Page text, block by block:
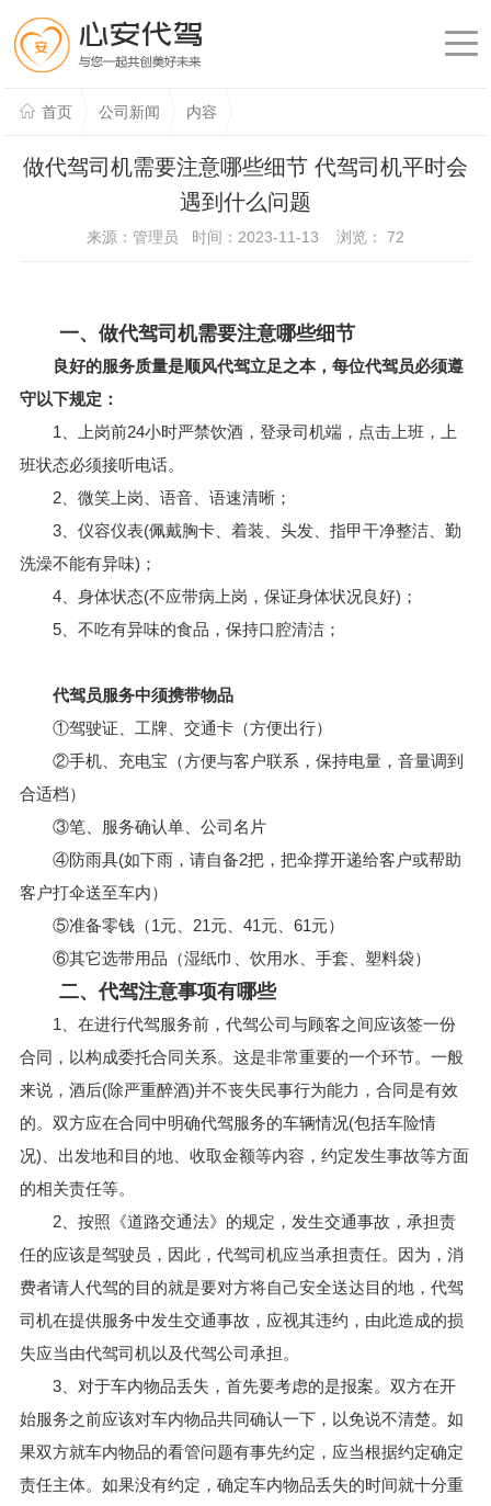
首页 公司新闻 内容
做代驾司机需要注意哪些细节 代驾司机平时会
遇到什么问题
来源：管理员 时间：2023-11-13 浏览： 72
一、做代驾司机需要注意哪些细节
良好的服务质量是顺风代驾立足之本，每位代驾员必须遵
守以下规定：
1、上岗前24小时严禁饮酒，登录司机端，点击上班，上
班状态必须接听电话。
2、微笑上岗、语音、语速清晰；
3、仪容仪表(佩戴胸卡、着装、头发、指甲干净整洁、勤
洗澡不能有异味)；
4、身体状态(不应带病上岗，保证身体状况良好)；
5、不吃有异味的食品，保持口腔清洁；
代驾员服务中须携带物品
①驾驶证、工牌、交通卡（方便出行）
②手机、充电宝（方便与客户联系，保持电量，音量调到
合适档）
③笔、服务确认单、公司名片
④防雨具(如下雨，请自备2把，把伞撑开递给客户或帮助
客户打伞送至车内）
⑤准备零钱（1元、21元、41元、61元）
⑥其它选带用品（湿纸巾、饮用水、手套、塑料袋）
二、代驾注意事项有哪些
1、在进行代驾服务前，代驾公司与顾客之间应该签一份
合同，以构成委托合同关系。这是非常重要的一个环节。一般
来说，酒后(除严重醉酒)并不丧失民事行为能力，合同是有效
的。双方应在合同中明确代驾服务的车辆情况(包括车险情
况)、出发地和目的地、收取金额等内容，约定发生事故等方面
的相关责任等。
2、按照《道路交通法》的规定，发生交通事故，承担责
任的应该是驾驶员，因此，代驾司机应当承担责任。因为，消
费者请人代驾的目的就是要对方将自己安全送达目的地，代驾
司机在提供服务中发生交通事故，应视其违约，由此造成的损
失应当由代驾司机以及代驾公司承担。
3、对于车内物品丢失，首先要考虑的是报案。双方在开
始服务之前应该对车内物品共同确认一下，以免说不清楚。如
果双方就车内物品的看管问题有事先约定，应当根据约定确定
责任主体。如果没有约定，确定车内物品丢失的时间就十分重